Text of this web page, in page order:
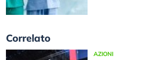
Correlato
AZIONI